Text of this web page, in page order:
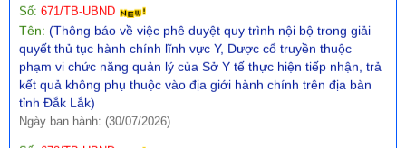
Tên:(Thông báo về việc phê duyệt quy trình nội bộ trong giải
quyết thủ tục hành chính lĩnh vực Y, Dược cổ truyền thuộc
phạm vi chức năng quản lý của Sở Y tế thực hiện tiếp nhận, trả
kết quả không phụ thuộc vào địa giới hành chính trên địa bàn
tỉnh Đắk Lắk)
Ngày ban hành: (30/07/2026)